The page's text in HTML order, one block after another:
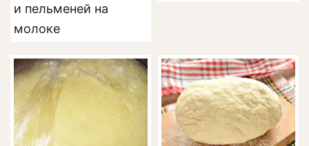
и пельменей на
молоке